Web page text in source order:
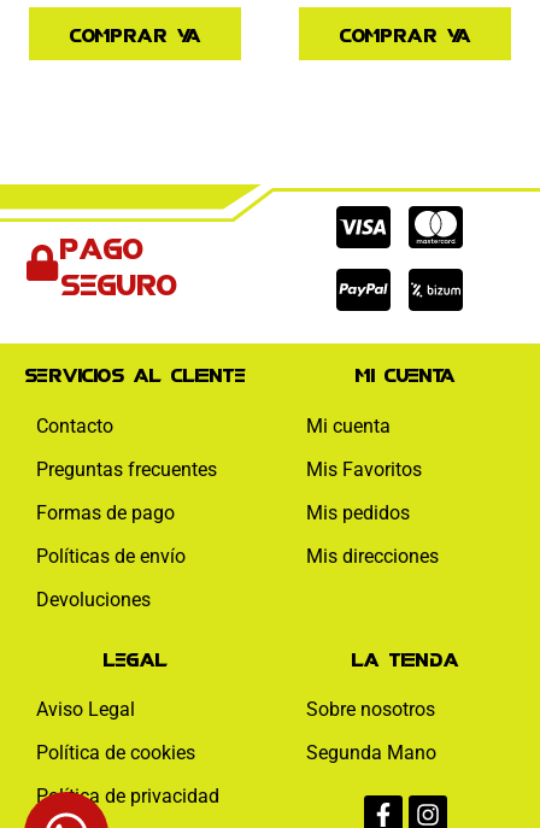
Comprar ya Comprar ya
Pago
seguro
Cc-
visa
Cc-
Cc-
paypal
Servicios al cliente
Contacto
Preguntas frecuentes
Formas de pago
Políticas de envío
Devoluciones
Mi cuenta
Mi cuenta
Mis Favoritos
Mis pedidos
Mis direcciones
Legal
Aviso Legal
Política de cookies
Política de privacidad
La tienda
Sobre nosotros
Segunda Mano
f